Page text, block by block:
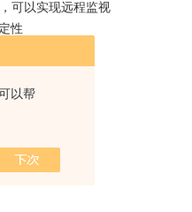
以帮
可以实现远程监视
性
相关）